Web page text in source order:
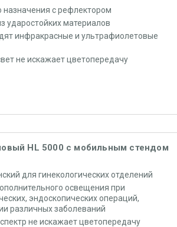
с рефлектором
ударостойких материалов
инфракрасные и ультрафиолетовые
не искажает цветопередачу
HL 5000 с мобильным стендом
для гинекологических отделений
освещения при
эндоскопических операций,
различных заболеваний
не искажает цветопередачу